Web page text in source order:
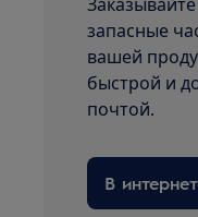
запасные
вашей
быстрой и
почтой.
В